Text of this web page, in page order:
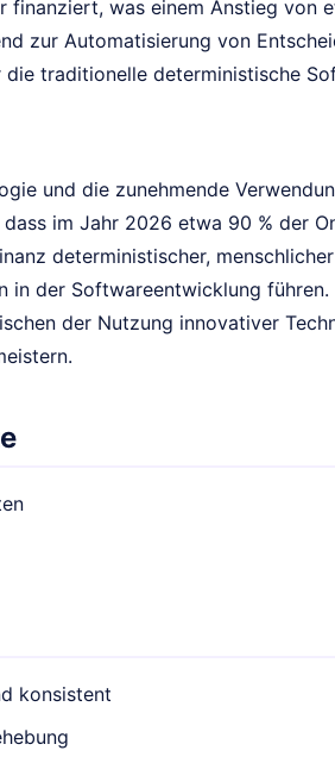
was einem Anstieg von
zur Automatisierung von
traditionelle deterministische
und die zunehmende
im Jahr 2026 etwa 90 % der
deterministischer,
in der Softwareentwicklung
der Nutzung innovativer
konsistent